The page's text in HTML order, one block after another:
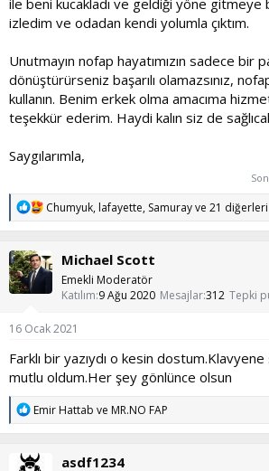
ile beni kucakladı ve geldiği yöne gitmeye
izledim ve odadan kendi yolumla çıktım.
Unutmayın nofap hayatımızın sadece bir
dönüştürürseniz başarılı olamazsınız,
kullanın. Benim erkek olma amacıma
teşekkür ederim. Haydi kalın siz de
Saygılarımla,
T
p
i
e
:
Chumyuk,lafayette, Samurayve 21 diğerleri
Michael Scott
Emekli Moderatör
Katılım 9 Ağu 2020 Mesajlar312 Tepki
16 Ocak 2021
Farklı bir yazıydı o kesin dostum.Klavyene
mutlu oldum.Her şey gönlünce olsun
T
p
i
Emir Hattab ve MR.NO FAP
asdf1234